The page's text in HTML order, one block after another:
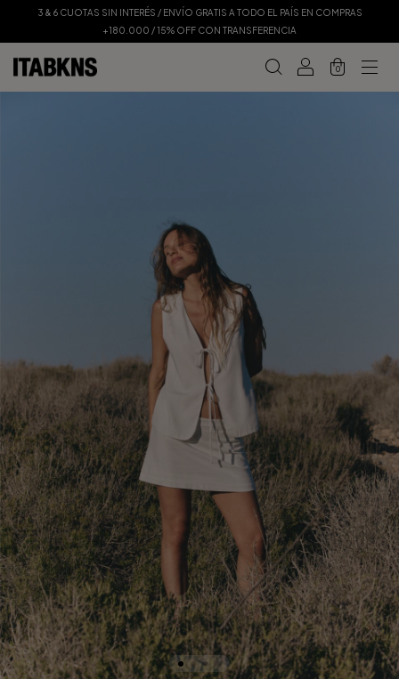
3 & 6 CUOTAS SIN INTERÉS / ENVÍO GRATIS A TODO EL PAÍS EN COMPRAS
+180.000 / 15% OFF CON TRANSFERENCIA
0